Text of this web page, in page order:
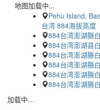
地图加载中...
Pehu Island,
台湾 884海拔高度
884台湾澎湖縣
884台湾澎湖县
884台湾澎湖縣
884台湾澎湖縣
884台湾澎湖縣
884台湾澎湖縣
加载中…